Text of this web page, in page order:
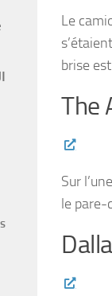
Le
brise
The
Sur
le pare-